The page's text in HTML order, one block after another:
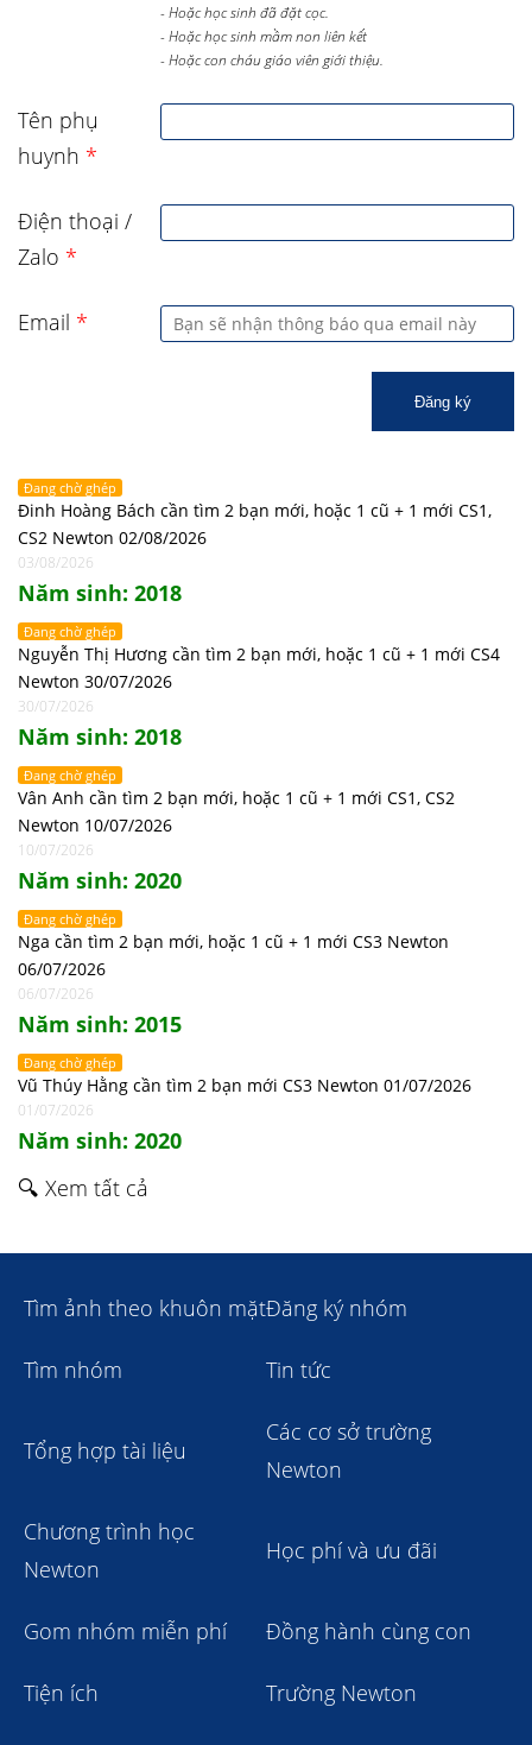
- Hoặc học sinh đã đặt cọc.
- Hoặc học sinh mầm non liên kết
- Hoặc con cháu giáo viên giới thiệu.
Tên phụ
huynh *
Điện thoại /
Zalo *
Email *
Đăng ký
Đang chờ ghép
Đinh Hoàng Bách cần tìm 2 bạn mới, hoặc 1 cũ + 1 mới CS1,
CS2 Newton 02/08/2026
03/08/2026
Năm sinh: 2018
Đang chờ ghép
Nguyễn Thị Hương cần tìm 2 bạn mới, hoặc 1 cũ + 1 mới CS4
Newton 30/07/2026
30/07/2026
Năm sinh: 2018
Đang chờ ghép
Vân Anh cần tìm 2 bạn mới, hoặc 1 cũ + 1 mới CS1, CS2
Newton 10/07/2026
10/07/2026
Năm sinh: 2020
Đang chờ ghép
Nga cần tìm 2 bạn mới, hoặc 1 cũ + 1 mới CS3 Newton
06/07/2026
06/07/2026
Năm sinh: 2015
Đang chờ ghép
Vũ Thúy Hằng cần tìm 2 bạn mới CS3 Newton 01/07/2026
01/07/2026
Năm sinh: 2020
🔍 Xem tất cả
Tìm ảnh theo khuôn mặtĐăng ký nhóm
Tìm nhóm Tin tức
Tổng hợp tài liệu
Các cơ sở trường
Newton
Chương trình học
Newton
Học phí và ưu đãi
Gom nhóm miễn phí Đồng hành cùng con
Tiện ích Trường Newton